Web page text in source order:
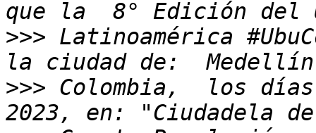
>>> Latinoamérica
>>> Colombia,  los